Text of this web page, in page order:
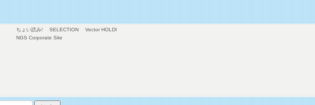
ちょい読み! SELECTION
Vector HOLDI
NGS Corporate Site